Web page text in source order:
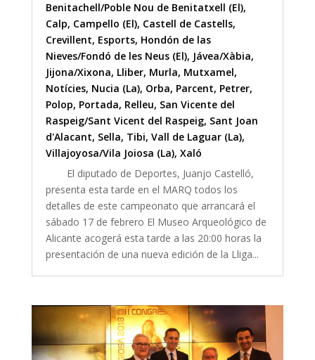
Benitachell/Poble Nou de Benitatxell (El),
Calp, Campello (El), Castell de Castells,
Crevillent, Esports, Hondón de las
Nieves/Fondó de les Neus (El), Jávea/Xàbia,
Jijona/Xixona, Lliber, Murla, Mutxamel,
Notícies, Nucia (La), Orba, Parcent, Petrer,
Polop, Portada, Relleu, San Vicente del
Raspeig/Sant Vicent del Raspeig, Sant Joan
d'Alacant, Sella, Tibi, Vall de Laguar (La),
Villajoyosa/Vila Joiosa (La), Xaló
El diputado de Deportes, Juanjo Castelló,
presenta esta tarde en el MARQ todos los
detalles de este campeonato que arrancará el
sábado 17 de febrero El Museo Arqueológico de
Alicante acogerá esta tarde a las 20:00 horas la
presentación de una nueva edición de la Lliga...